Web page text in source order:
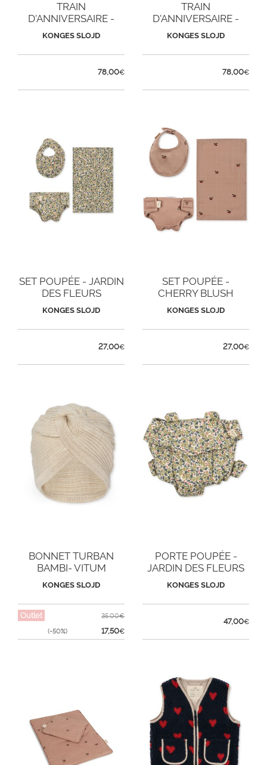
TRAIN
D'ANNIVERSAIRE -
MAGICAL FOREST
KONGES SLOJD
78,00€
TRAIN
D'ANNIVERSAIRE -
DINOSAURE
KONGES SLOJD
78,00€
SET POUPÉE - JARDIN
DES FLEURS
KONGES SLOJD
27,00€
SET POUPÉE -
CHERRY BLUSH
KONGES SLOJD
27,00€
BONNET TURBAN
BAMBI- VITUM
KONGES SLOJD
Outlet
(-50%)
35,00€
17,50€
PORTE POUPÉE -
JARDIN DES FLEURS
KONGES SLOJD
47,00€